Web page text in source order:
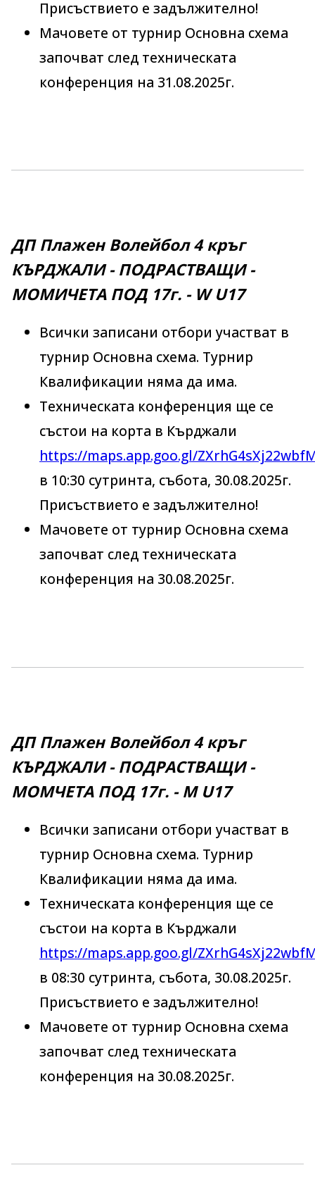
Присъствието е задължително!
Мачовете от турнир Основна схема
започват след техническата
конференция на 31.08.2025г.
ДП Плажен Волейбол 4 кръг
КЪРДЖАЛИ - ПОДРАСТВАЩИ -
МОМИЧЕТА ПОД 17г. - W U17
Всички записани отбори участват в
турнир Основна схема. Турнир
Квалификации няма да има.
Техническата конференция ще се
състои на корта в Кърджали
https://maps.app.goo.gl/
в 10:30 сутринта, събота, 30.08.2025г.
Присъствието е задължително!
Мачовете от турнир Основна схема
започват след техническата
конференция на 30.08.2025г.
ДП Плажен Волейбол 4 кръг
КЪРДЖАЛИ - ПОДРАСТВАЩИ -
МОМЧЕТА ПОД 17г. - M U17
Всички записани отбори участват в
турнир Основна схема. Турнир
Квалификации няма да има.
Техническата конференция ще се
състои на корта в Кърджали
https://maps.app.goo.gl/
в 08:30 сутринта, събота, 30.08.2025г.
Присъствието е задължително!
Мачовете от турнир Основна схема
започват след техническата
конференция на 30.08.2025г.